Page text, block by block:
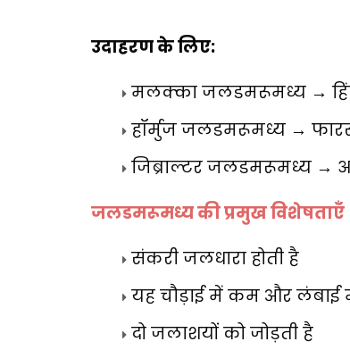
उदाहरण के लिए:
मलक्का जलडमरूमध्य →
हॉर्मुज जलडमरूमध्य →
जिब्राल्टर जलडमरूमध्य →
जलडमरूमध्य की प्रमुख विशेषताएँ
संकरी जलधारा होती है
यह चौड़ाई में कम और लंबाई
दो जलाशयों को जोड़ती है